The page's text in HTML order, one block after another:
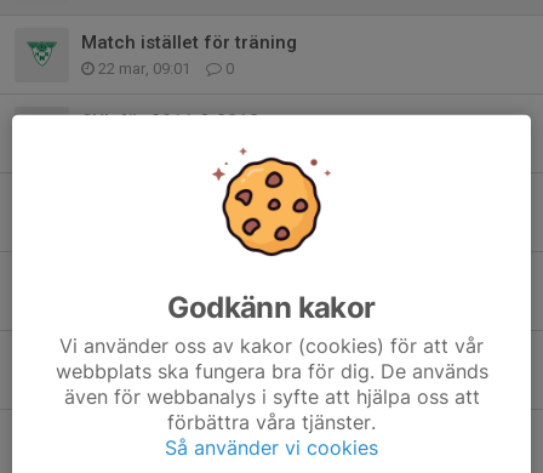
Match istället för träning
22 mar, 09:01 0
SUL för 2011 & 2012
0
27 jan, 14:36 0
Förfrågan om att vara domare (2011)
23 jan, 08:50 0
Information och påminnelser inför USM
18 jan, 11:32
Godkänn kakor
Vi använder oss av kakor (cookies) för att vår
webbplats ska fungera bra för dig. De används
även för webbanalys i syfte att hjälpa oss att
förbättra våra tjänster.
Så använder vi cookies